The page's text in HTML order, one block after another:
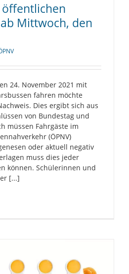
öffentlichen
Mittwoch, den
24. November 2021 mit
fahren möchte
Dies ergibt sich aus
von Bundestag und
müssen Fahrgäste im
(ÖPNV)
oder aktuell negativ
muss dies jeder
können. Schülerinnen und
[...]